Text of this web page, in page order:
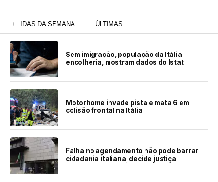
+ LIDAS DA SEMANA ÚLTIMAS
Sem imigração, população da Itália
encolheria, mostram dados do Istat
Motorhome invade pista e mata 6 em
colisão frontal na Itália
Falha no agendamento não pode barrar
cidadania italiana, decide justiça